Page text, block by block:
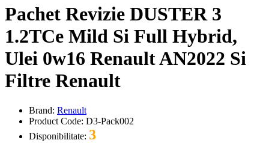
Pachet Revizie DUSTER 3
1.2TCe Mild Si Full Hybrid,
Ulei 0w16 Renault AN2022 Si
Filtre Renault
Brand: Renault
Product Code: D3-Pack002
Disponibilitate: 3